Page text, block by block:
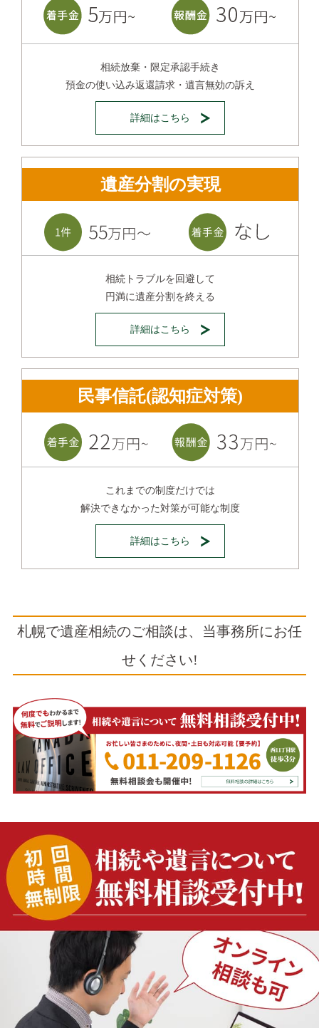
相続放棄・限定承認手続き
預金の使い込み返還請求・遺言無効の訴え
詳細はこちら
遺産分割の実現
相続トラブルを回避して
円満に遺産分割を終える
詳細はこちら
民事信託(認知症対策)
これまでの制度だけでは
解決できなかった対策が可能な制度
詳細はこちら
札幌で遺産相続のご相談は、当事務所にお任
せください!